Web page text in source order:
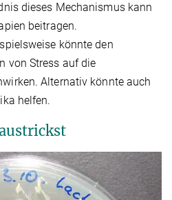
dieses Mechanismus kann
beitragen.
könnte den
von Stress auf die
Alternativ könnte auch
helfen.